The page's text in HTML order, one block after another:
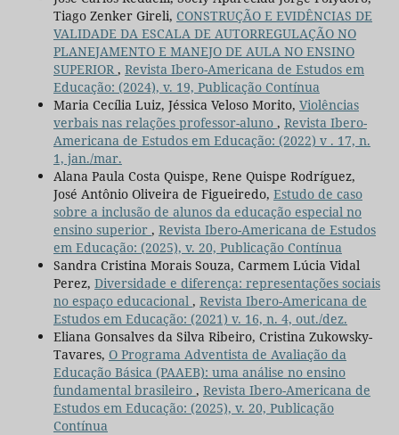
Tiago Zenker Gireli, CONSTRUÇÃO E EVIDÊNCIAS DE
VALIDADE DA ESCALA DE AUTORREGULAÇÃO NO
PLANEJAMENTO E MANEJO DE AULA NO ENSINO
SUPERIOR , Revista Ibero-Americana de Estudos em
Educação: (2024), v. 19, Publicação Contínua
Maria Cecília Luiz, Jéssica Veloso Morito, Violências
verbais nas relações professor-aluno , Revista Ibero-
Americana de Estudos em Educação: (2022) v . 17, n.
1, jan./mar.
Alana Paula Costa Quispe, Rene Quispe Rodríguez,
José Antônio Oliveira de Figueiredo, Estudo de caso
sobre a inclusão de alunos da educação especial no
ensino superior , Revista Ibero-Americana de Estudos
em Educação: (2025), v. 20, Publicação Contínua
Sandra Cristina Morais Souza, Carmem Lúcia Vidal
Perez, Diversidade e diferença: representações sociais
no espaço educacional , Revista Ibero-Americana de
Estudos em Educação: (2021) v. 16, n. 4, out./dez.
Eliana Gonsalves da Silva Ribeiro, Cristina Zukowsky-
Tavares, O Programa Adventista de Avaliação da
Educação Básica (PAAEB): uma análise no ensino
fundamental brasileiro , Revista Ibero-Americana de
Estudos em Educação: (2025), v. 20, Publicação
Contínua